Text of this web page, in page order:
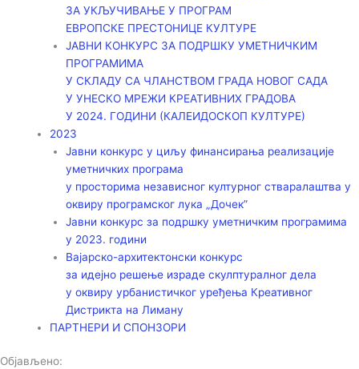
ЗА УКЉУЧИВАЊЕ У ПРОГРАМ
ЕВРОПСКЕ ПРЕСТОНИЦЕ КУЛТУРЕ
ЈАВНИ КОНКУРС ЗА ПОДРШКУ УМЕТНИЧКИМ
ПРОГРАМИМА
У СКЛАДУ СА ЧЛАНСТВОМ ГРАДА НОВОГ САДА
У УНЕСКО МРЕЖИ КРЕАТИВНИХ ГРАДОВА
У 2024. ГОДИНИ (КАЛЕИДОСКОП КУЛТУРЕ)
2023
Јавни конкурс у циљу финансирања реализације
уметничких програма
у просторима независног културног стваралаштва у
оквиру програмског лука „Дочек”
Јавни конкурс за подршку уметничким програмима
у 2023. години
Вајарско-архитектонски конкурс
за идејно решење израде скулптуралног дела
у оквиру урбанистичког уређења Креативног
Дистрикта на Лиману
ПАРТНЕРИ И СПОНЗОРИ
Објављено: